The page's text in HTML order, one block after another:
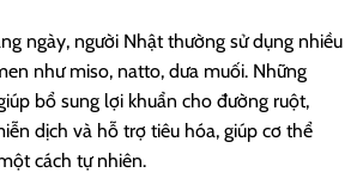
ngày, người Nhật thường sử dụng nhiều
như miso, natto, dưa muối. Những
bổ sung lợi khuẩn cho đường ruột,
dịch và hỗ trợ tiêu hóa, giúp cơ thể
cách tự nhiên.